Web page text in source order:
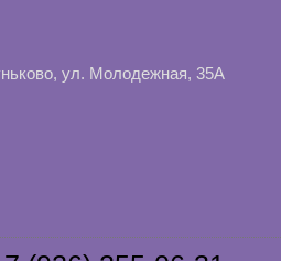
ул. Молодежная, 35А